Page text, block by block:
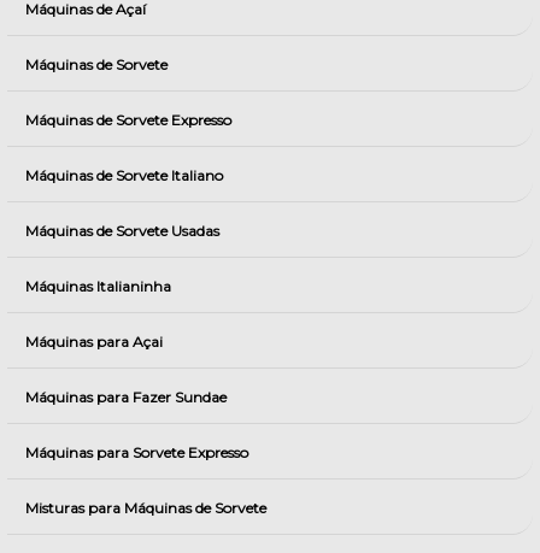
Máquinas de Açaí
Máquinas de Sorvete
Máquinas de Sorvete Expresso
Máquinas de Sorvete Italiano
Máquinas de Sorvete Usadas
Máquinas Italianinha
Máquinas para Açai
Máquinas para Fazer Sundae
Máquinas para Sorvete Expresso
Misturas para Máquinas de Sorvete